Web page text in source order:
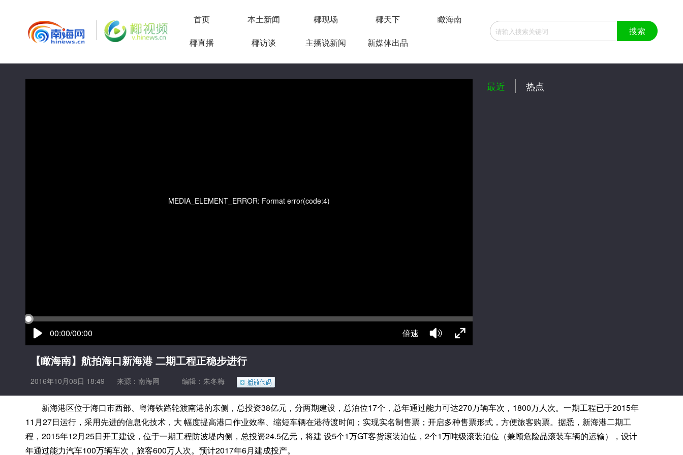
首页 本土新闻 椰现场 椰天下
瞰海南
椰直播
椰访谈 主播说新闻 新媒体出品
00:00/00:00 倍速
MEDIA_ELEMENT_ERROR: Format error(code:4)
【瞰海南】航拍海口新海港 二期工程正稳步进行
2016年10月08日 18:49 来源： 南海网 编辑：朱冬梅
最近 热点
新海港区位于海口市西部、粤海铁路轮渡南港的东侧，总投资38亿元，分两期建设，总泊位17个，总年通过能力可达270万辆车次，1800万人次。一期工程已于2015年
11月27日运行，采用先进的信息化技术，大 幅度提高港口作业效率、缩短车辆在港待渡时间；实现实名制售票；开启多种售票形式，方便旅客购票。据悉，新海港二期工
程，2015年12月25日开工建设，位于一期工程防波堤内侧，总投资24.5亿元，将建 设5个1万GT客货滚装泊位，2个1万吨级滚装泊位（兼顾危险品滚装车辆的运输），设计
年通过能力汽车100万辆车次，旅客600万人次。预计2017年6月建成投产。